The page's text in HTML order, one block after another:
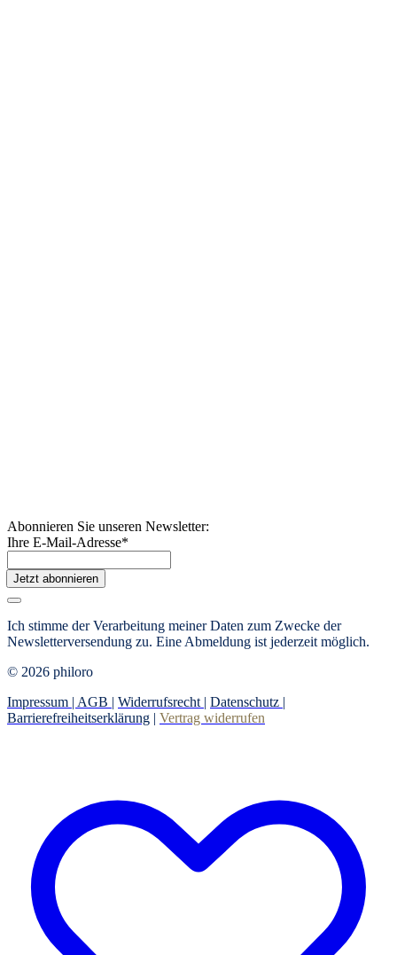
Abonnieren Sie unseren Newsletter:
Ihre E-Mail-Adresse*
Jetzt abonnieren
Ich stimme der Verarbeitung meiner Daten zum Zwecke der
Newsletterversendung zu. Eine Abmeldung ist jederzeit möglich.
© 2026 philoro
Impressum | AGB | Widerrufsrecht | Datenschutz |
Barrierefreiheitserklärung | Vertrag widerrufen